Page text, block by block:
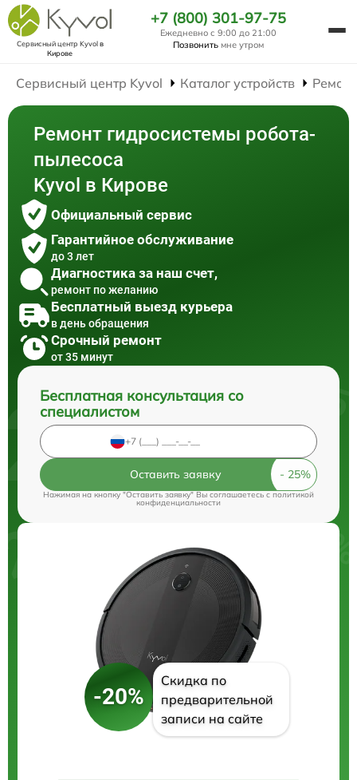
Сервисный центр Kyvolв
Кирове
+7 (800) 301-97-75
Ежедневно с 9:00 до 21:00
Позвонить мне утром
Сервисный центр Kyvol Каталог устройств
Ремонт гидросистемы робота-
пылесоса
Kyvol в Кирове
Официальный сервис
Гарантийное обслуживание
до 3 лет
Диагностика за наш счет,
ремонт по желанию
Бесплатный выезд курьера
в день обращения
Срочный ремонт
от 35 минут
Бесплатная консультация со
специалистом
Оставить заявку
Нажимая на кнопку "Оставить заявку" Вы соглашаетесь cполитикой
конфиденциальности
-20%
Скидка по
предварительной
записи на сайте